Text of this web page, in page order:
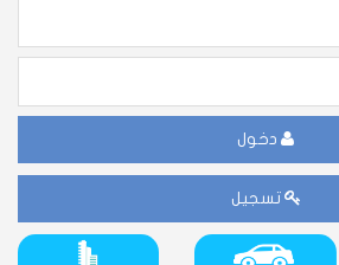
دخول
تسجيل